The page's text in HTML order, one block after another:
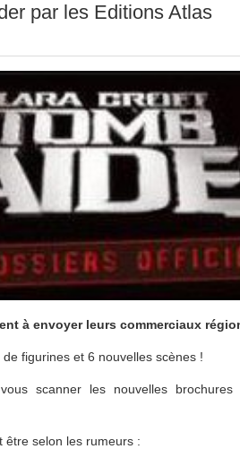
par les Editions Atlas
à envoyer leurs commerciaux
figurines et 6 nouvelles scènes !
vous scanner les nouvelles
être selon les rumeurs :